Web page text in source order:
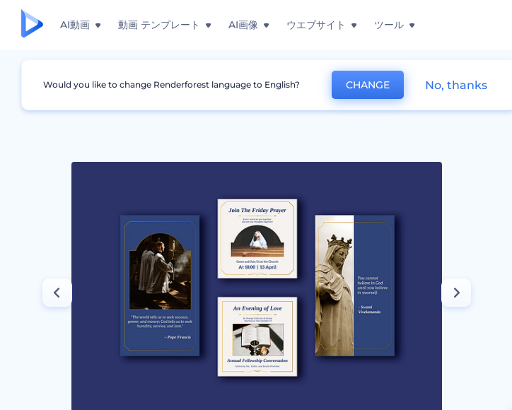
AI動画 動画 テンプレート AI画像 ウエブサイト ツール
グラフィック インスタグラム・ストーリー 教会用のデザインキット
Would you like to change Renderforest language to English? CHANGE No, thanks